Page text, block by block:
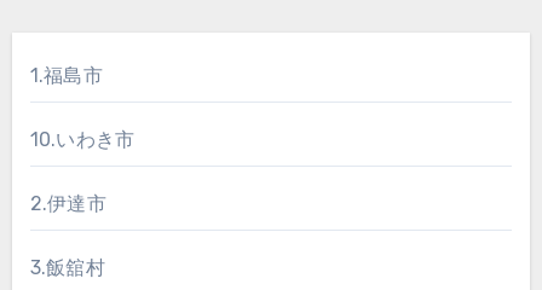
1.福島市
10.いわき市
2.伊達市
3.飯舘村